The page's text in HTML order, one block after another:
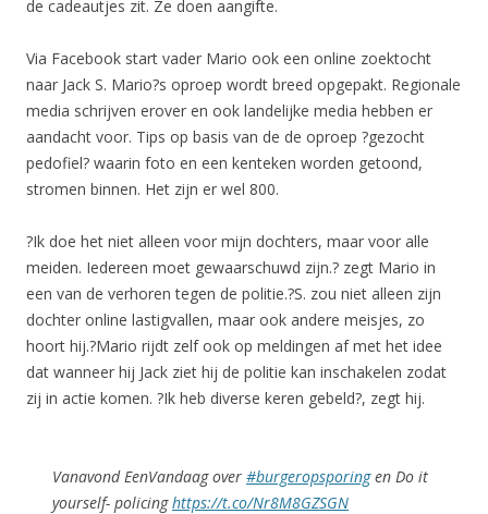
de cadeautjes zit. Ze doen aangifte.
Via Facebook start vader Mario ook een online zoektocht
naar Jack S. Mario?s oproep wordt breed opgepakt. Regionale
media schrijven erover en ook landelijke media hebben er
aandacht voor. Tips op basis van de de oproep ?gezocht
pedofiel? waarin foto en een kenteken worden getoond,
stromen binnen. Het zijn er wel 800.
?Ik doe het niet alleen voor mijn dochters, maar voor alle
meiden. Iedereen moet gewaarschuwd zijn.? zegt Mario in
een van de verhoren tegen de politie.?S. zou niet alleen zijn
dochter online lastigvallen, maar ook andere meisjes, zo
hoort hij.?Mario rijdt zelf ook op meldingen af met het idee
dat wanneer hij Jack ziet hij de politie kan inschakelen zodat
zij in actie komen. ?Ik heb diverse keren gebeld?, zegt hij.
Vanavond EenVandaag over #burgeropsporingen Do it
yourself- policinghttps://t.co/Nr8M8GZSGN